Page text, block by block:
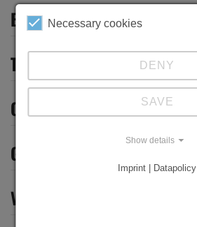
EQUIPMENT
TECHNICAL DATA
OPTIONS
GEOMETRIES
VIDEOS
Necessary cookies
DENY
SAVE
Show details
Imprint | Datapolicy